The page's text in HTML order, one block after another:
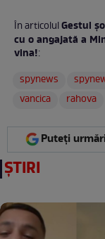
În articolulGestul
cu o angajată a
vina!:
spynews
vancica
rahova
Puteți
ȘTIRI